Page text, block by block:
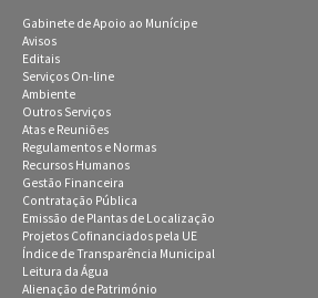
Gabinete de Apoio ao Munícipe
Avisos
Editais
Serviços On-line
Ambiente
Outros Serviços
Atas e Reuniões
Regulamentos e Normas
Recursos Humanos
Gestão Financeira
Contratação Pública
Emissão de Plantas de Localização
Projetos Cofinanciados pela UE
Índice de Transparência Municipal
Leitura da Água
Alienação de Património